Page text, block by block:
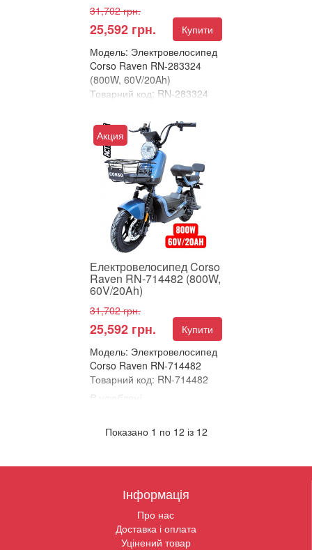
31,702 грн.
25,592 грн.
Купити
Модель: Электровелосипед
Corso Raven RN-283324
(800W, 60V/20Ah)
Товарний код: RN-283324
Порівняти
ЕЛЕКТРОВЕЛОСИПЕД
CORSO RAVEN –
ПОТУЖНИЙ, ЕЛЕГАНТНИЙ
ТА ТЕХНОЛОГІЧНИЙ!
Пропонуємо вашій увазі&...
Акция
Електровелосипед Corso
Raven RN-714482 (800W,
60V/20Ah)
31,702 грн.
25,592 грн.
Купити
Модель: Электровелосипед
Corso Raven RN-714482
Товарний код: RN-714482
В улюблені
ЕЛЕКТРОВЕЛОСИПЕД
Пропонуємо вашій увазі&...
Показано 1 по 12 із 12
Інформація
Про нас
Доставка і оплата
Уцінений товар